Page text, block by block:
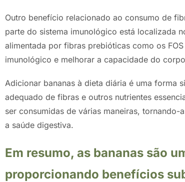
Outro benefício relacionado ao consumo de
parte do sistema imunológico está localizada
alimentada por fibras prebióticas como os
imunológico e melhorar a capacidade do
Adicionar bananas à dieta diária é uma forma
adequado de fibras e outros nutrientes
ser consumidas de várias maneiras,
a saúde digestiva.
Em resumo, as bananas são
proporcionando benefícios